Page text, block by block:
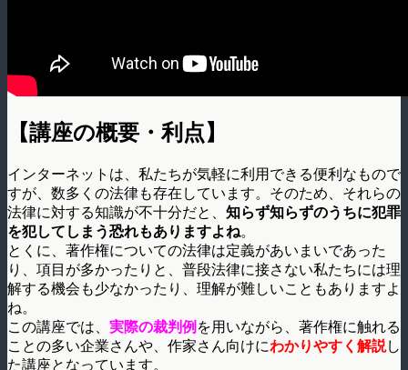
【講座の概要・利点】
インターネットは、私たちが気軽に利用できる便利なもので
すが、数多くの法律も存在しています。そのため、それらの
法律に対する知識が不十分だと、 知らず知らずのうちに犯罪
を犯してしまう恐れもありますよね。
とくに、著作権についての法律は定義があいまいであった
り、項目が多かったりと、普段法律に接さない私たちには理
解する機会も少なかったり、理解が難しいこともありますよ
ね。
この講座では、 実際の裁判例 を用いながら、著作権に触れる
ことの多い企業さんや、作家さん向けにわかりやすく解説し
た講座となっています。